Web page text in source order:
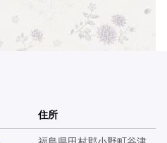
住所